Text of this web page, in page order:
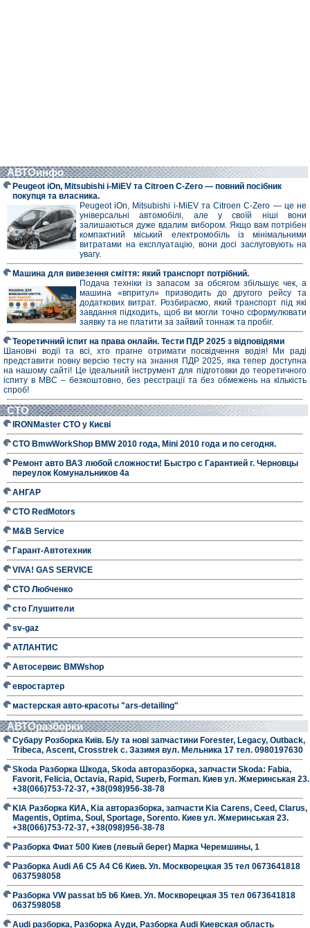
АВТОинфо
Peugeot iOn, Mitsubishi i-MiEV та Citroen C-Zero — повний посібник
покупця та власника.
Peugeot iOn, Mitsubishi i-MiEV та Citroen C-Zero — це не
універсальні автомобілі, але у своїй ніші вони
залишаються дуже вдалим вибором. Якщо вам потрібен
компактний міський електромобіль із мінімальними
витратами на експлуатацію, вони досі заслуговують на
увагу.
Машина для вивезення сміття: який транспорт потрібний.
Подача техніки із запасом за обсягом збільшує чек, а
машина «впритул» призводить до другого рейсу та
додаткових витрат. Розбираємо, який транспорт під які
завдання підходить, щоб ви могли точно сформулювати
заявку та не платити за зайвий тоннаж та пробіг.
Теоретичний іспит на права онлайн. Тести ПДР 2025 з відповідями
Шановні водії та всі, хто прагне отримати посвідчення водія! Ми раді
представити повну версію тесту на знання ПДР 2025, яка тепер доступна
на нашому сайті! Це ідеальний інструмент для підготовки до теоретичного
іспиту в МВС – безкоштовно, без реєстрації та без обмежень на кількість
спроб!
СТО
IRONMaster СТО у Києві
СТО BmwWorkShop BMW 2010 года, Mini 2010 года и по сегодня.
Ремонт авто ВАЗ любой сложности! Быстро с Гарантией г. Черновцы
переулок Комунальников 4а
АНГАР
СТО RedMotors
M&B Service
Гарант-Автотехник
VIVA! GAS SERVICE
СТО Любченко
сто Глушители
sv-gaz
АТЛАНТИС
Автосервис BMWshop
евростартер
мастерская авто-красоты "ars-detailing"
АВТОразборки
Субару Розборка Київ. Б/у та нові запчастини Forester, Legacy, Outback,
Tribeca, Ascent, Crosstrek с. Зазимя вул. Мельника 17 тел. 0980197630
Skoda Разборка Шкода, Skoda авторазборка, запчасти Skoda: Fabia,
Favorit, Felicia, Octavia, Rapid, Superb, Forman. Киев ул. Жмеринськая 23.
+38(066)753-72-37, +38(098)956-38-78
KIA Разборка КИА, Kia авторазборка, запчасти Kia Carens, Ceed, Clarus,
Magentis, Optima, Soul, Sportage, Sorento. Киев ул. Жмеринськая 23.
+38(066)753-72-37, +38(098)956-38-78
Разборка Фиат 500 Киев (левый берег) Марка Черемшины, 1
Разборка Audi A6 C5 A4 C6 Киев. Ул. Москворецкая 35 тел 0673641818
0637598058
Разборка VW passat b5 b6 Киев. Ул. Москворецкая 35 тел 0673641818
0637598058
Audi разборка, Разборка Ауди, Разборка Audi Киевская область